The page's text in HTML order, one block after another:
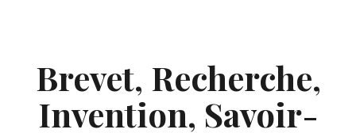
Brevet, Recherche,
Invention, Savoir-